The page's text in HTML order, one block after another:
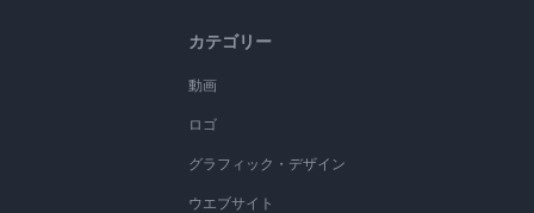
カテゴリー
動画
ロゴ
グラフィック・デザイン
ウエブサイト